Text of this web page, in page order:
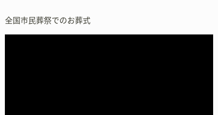
全国市民葬祭でのお葬式